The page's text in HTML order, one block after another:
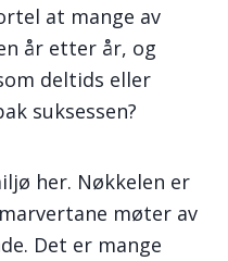
at mange av
år etter år, og
deltids eller
suksessen?
her. Nøkkelen er
møter av
Det er mange